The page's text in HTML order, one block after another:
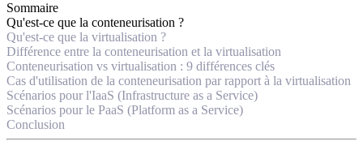
Sommaire
Qu'est-ce que la conteneurisation ?
Qu'est-ce que la virtualisation ?
Différence entre la conteneurisation et la virtualisation
Conteneurisation vs virtualisation : 9 différences clés
Cas d'utilisation de la conteneurisation par rapport à la virtualisation
Scénarios pour l'IaaS (Infrastructure as a Service)
Scénarios pour le PaaS (Platform as a Service)
Conclusion